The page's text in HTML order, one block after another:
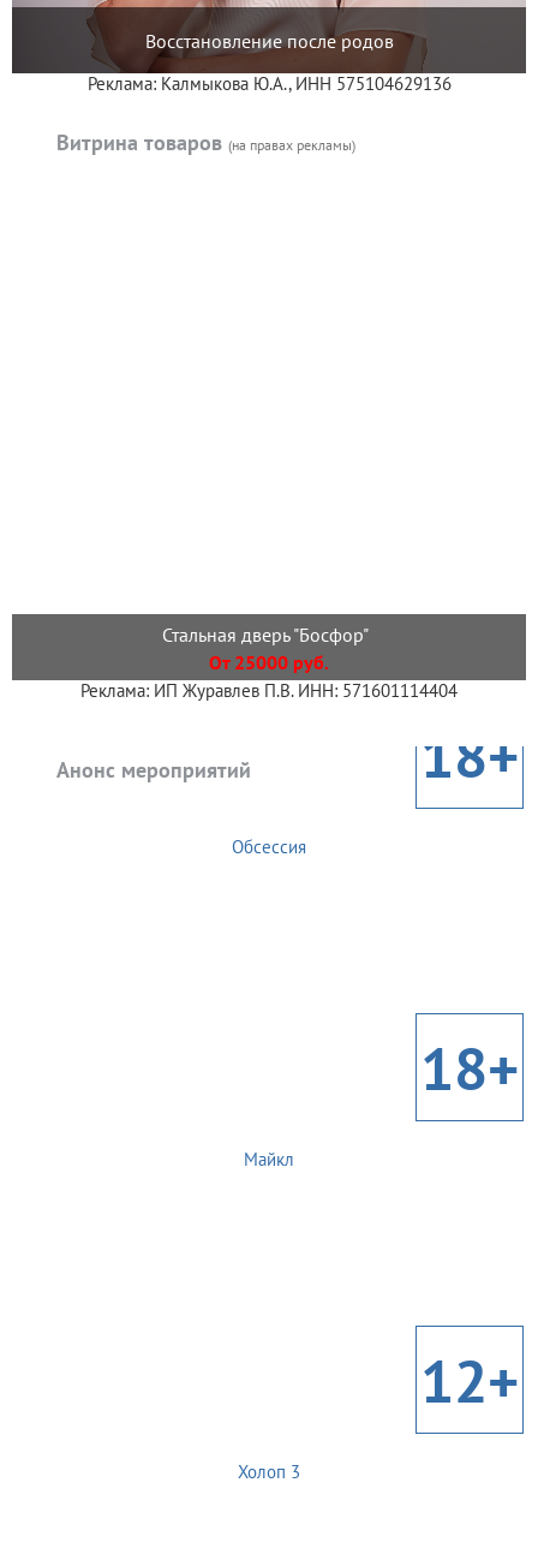
Восстановление после родов
Реклама: Калмыкова Ю.А., ИНН 575104629136
Витрина товаров (на правах рекламы)
Стальная дверь "Босфор"
От 25000 руб.
Реклама: ИП Журавлев П.В. ИНН: 571601114404
Анонс мероприятий 18+
Обсессия
18+
Майкл
12+
Холоп 3